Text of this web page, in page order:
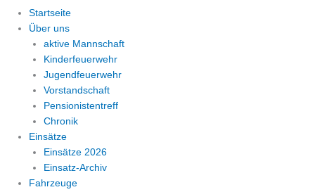
Startseite
Über uns
aktive Mannschaft
Kinderfeuerwehr
Jugendfeuerwehr
Vorstandschaft
Pensionistentreff
Chronik
Einsätze
Einsätze 2026
Einsatz-Archiv
Fahrzeuge